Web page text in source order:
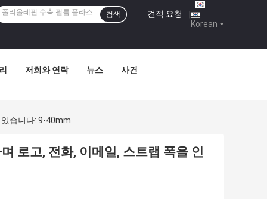
Korean
견적 요청 |
검색
저희와 연락 뉴스 사건
있습니다: 9-40mm
로고, 전화, 이메일, 스트랩 폭을 인